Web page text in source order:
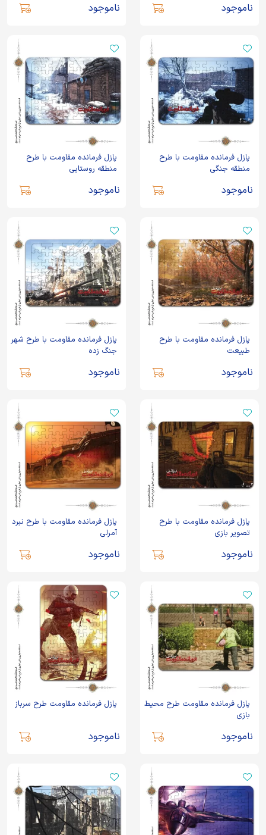
ناموجود ناموجود
پازل فرمانده مقاومت با طرح
منطقه جنگی
ناموجود
پازل فرمانده مقاومت با طرح
منطقه روستایی
ناموجود
پازل فرمانده مقاومت با طرح
طبیعت
ناموجود
پازل فرمانده مقاومت با طرح شهر
جنگ زده
ناموجود
پازل فرمانده مقاومت با طرح
تصویر بازی
ناموجود
پازل فرمانده مقاومت با طرح نبرد
آمرلی
ناموجود
پازل فرمانده مقاومت طرح محیط
بازی
ناموجود
پازل فرمانده مقاومت طرح سرباز
ناموجود